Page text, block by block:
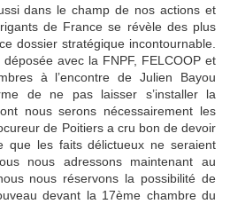
dans le champ de nos actions et
de France se révèle des plus
dossier stratégique incontournable.
avec la FNPF, FELCOOP et
à l’encontre de Julien Bayou
de ne pas laisser s’installer la
nous serons nécessairement les
de Poitiers a cru bon de devoir
que les faits délictueux ne seraient
nous adressons maintenant au
nous réservons la possibilité de
devant la 17ème chambre du